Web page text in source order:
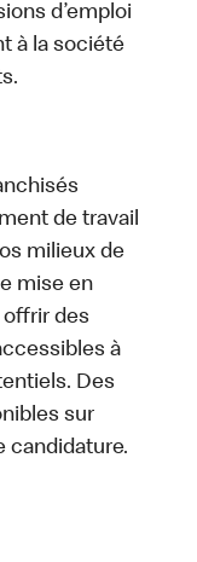
d’emploi
à la société
de travail
milieux de
mise en
des
à
Des
sur
candidature.